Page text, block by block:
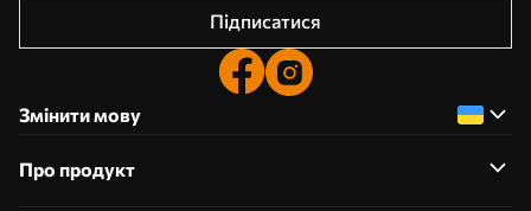
Підписатися
Змінити мову
Про продукт